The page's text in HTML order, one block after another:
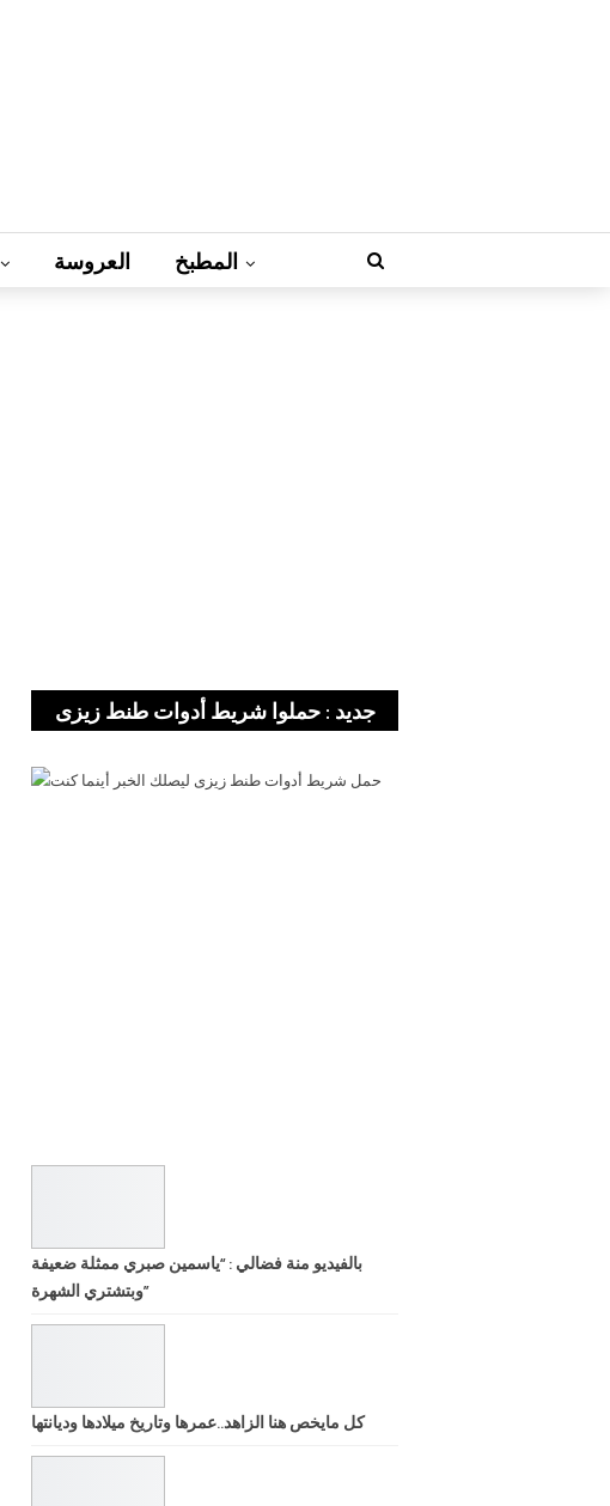
العروسة المطبخ
جديد : حملوا شريط أدوات طنط زيزى
بالفيديو منة فضالي : “ياسمين صبري ممثلة ضعيفة
وبتشتري الشهرة”
كل مايخص هنا الزاهد..عمرها وتاريخ ميلادها وديانتها